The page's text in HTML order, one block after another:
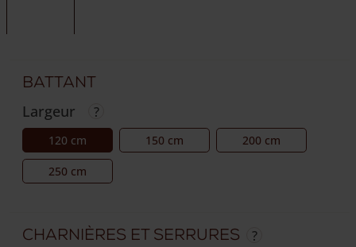
Battant
Largeur
120 cm 150 cm 200 cm
250 cm
Charnières et serrures